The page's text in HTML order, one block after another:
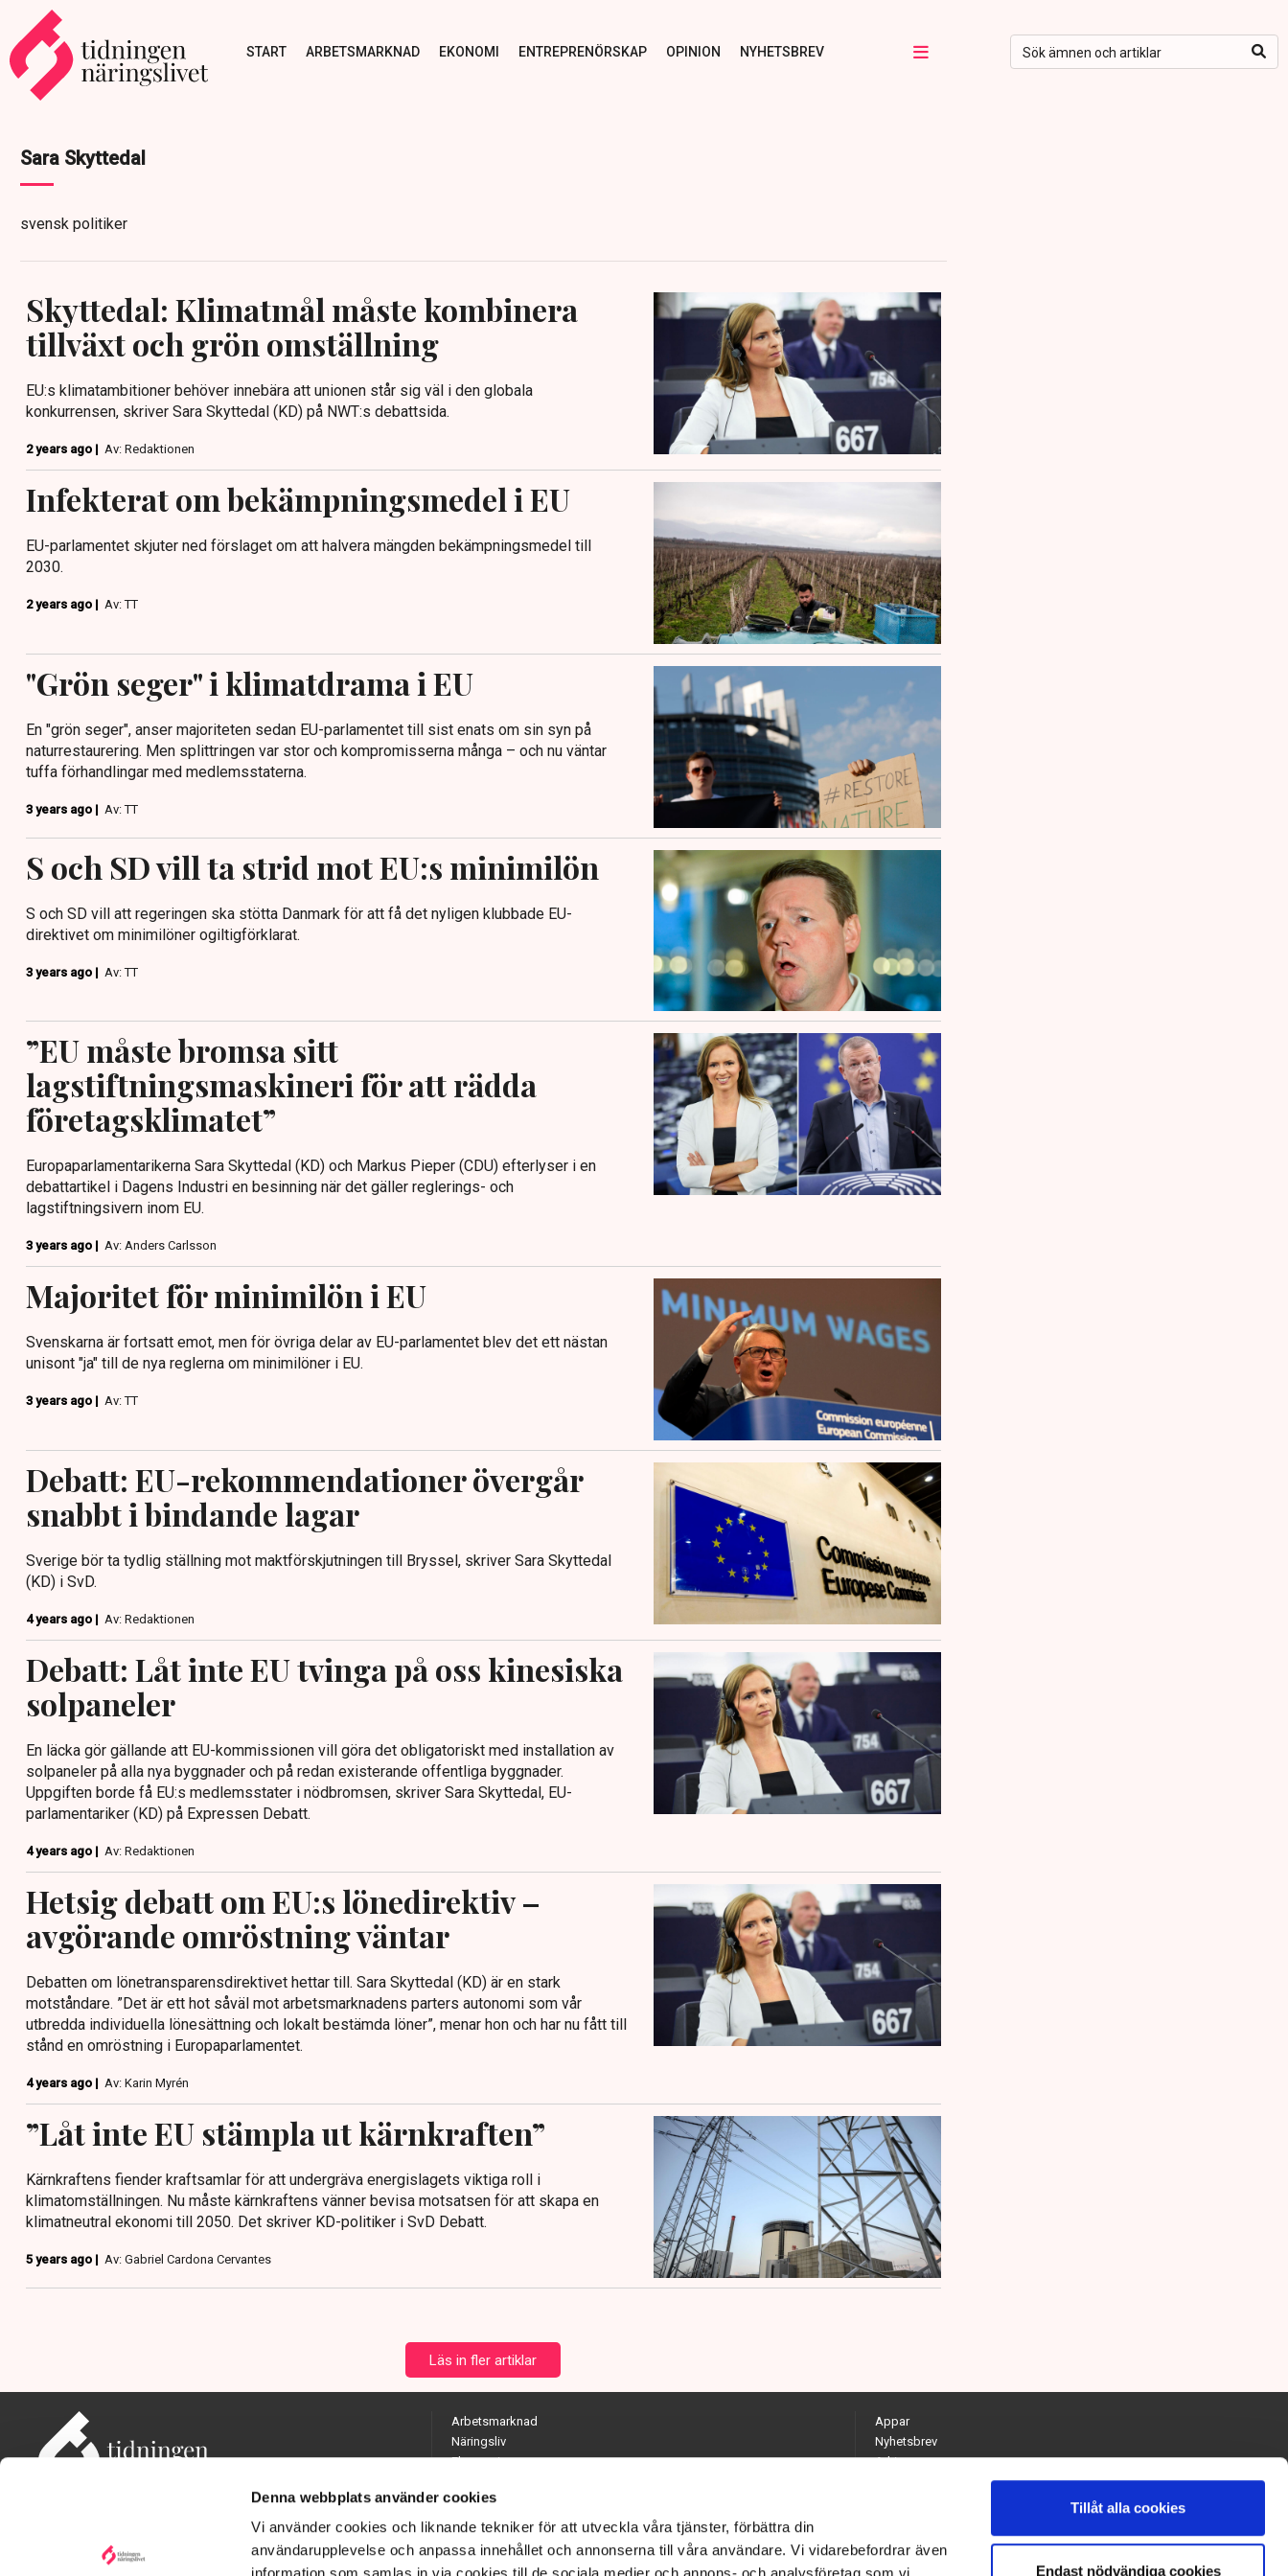
Denna webbplats använder cookies
Vi använder cookies och liknande tekniker för att utveckla våra tjänster, förbättra din
användarupplevelse och anpassa innehållet och annonserna till våra användare. Vi vidarebefordrar även
Tillåt alla cookies
Endast nödvändiga cookies
START ARBETSMARKNAD EKONOMI ENTREPRENÖRSKAP OPINION NYHETSBREV
Sara Skyttedal
svensk politiker
Skyttedal: Klimatmål måste kombinera
tillväxt och grön omställning
EU:s klimatambitioner behöver innebära att unionen står sig väl i den globala
konkurrensen, skriver Sara Skyttedal (KD) på NWT:s debattsida.
2 years ago | Av: Redaktionen
Infekterat om bekämpningsmedel i EU
EU-parlamentet skjuter ned förslaget om att halvera mängden bekämpningsmedel till
2030.
2 years ago | Av: TT
"Grön seger" i klimatdrama i EU
En "grön seger", anser majoriteten sedan EU-parlamentet till sist enats om sin syn på
naturrestaurering. Men splittringen var stor och kompromisserna många – och nu väntar
tuffa förhandlingar med medlemsstaterna.
3 years ago | Av: TT
S och SD vill ta strid mot EU:s minimilön
S och SD vill att regeringen ska stötta Danmark för att få det nyligen klubbade EU-
direktivet om minimilöner ogiltigförklarat.
3 years ago | Av: TT
”EU måste bromsa sitt
lagstiftningsmaskineri för att rädda
företagsklimatet”
Europaparlamentarikerna Sara Skyttedal (KD) och Markus Pieper (CDU) efterlyser i en
debattartikel i Dagens Industri en besinning när det gäller reglerings- och
lagstiftningsivern inom EU.
3 years ago | Av: Anders Carlsson
Majoritet för minimilön i EU
Svenskarna är fortsatt emot, men för övriga delar av EU-parlamentet blev det ett nästan
unisont "ja" till de nya reglerna om minimilöner i EU.
3 years ago | Av: TT
Debatt: EU-rekommendationer övergår
snabbt i bindande lagar
Sverige bör ta tydlig ställning mot maktförskjutningen till Bryssel, skriver Sara Skyttedal
(KD) i SvD.
4 years ago | Av: Redaktionen
Debatt: Låt inte EU tvinga på oss kinesiska
solpaneler
En läcka gör gällande att EU-kommissionen vill göra det obligatoriskt med installation av
solpaneler på alla nya byggnader och på redan existerande offentliga byggnader.
Uppgiften borde få EU:s medlemsstater i nödbromsen, skriver Sara Skyttedal, EU-
parlamentariker (KD) på Expressen Debatt.
4 years ago | Av: Redaktionen
Hetsig debatt om EU:s lönedirektiv –
avgörande omröstning väntar
Debatten om lönetransparensdirektivet hettar till. Sara Skyttedal (KD) är en stark
motståndare. ”Det är ett hot såväl mot arbetsmarknadens parters autonomi som vår
utbredda individuella lönesättning och lokalt bestämda löner”, menar hon och har nu fått till
stånd en omröstning i Europaparlamentet.
4 years ago | Av: Karin Myrén
”Låt inte EU stämpla ut kärnkraften”
Kärnkraftens fiender kraftsamlar för att undergräva energislagets viktiga roll i
klimatomställningen. Nu måste kärnkraftens vänner bevisa motsatsen för att skapa en
klimatneutral ekonomi till 2050. Det skriver KD-politiker i SvD Debatt.
5 years ago | Av: Gabriel Cardona Cervantes
Läs in fler artiklar
Adress: Tidningen Näringslivet, 114 82 Stockholm
Arbetsmarknad
Näringsliv
Ekonomi
Opinion
Hållbarhet
Utrikes
Appar
Nyhetsbrev
Arkiv
Kontakta redaktionen
Chefredaktör och ansvarig utgivare: